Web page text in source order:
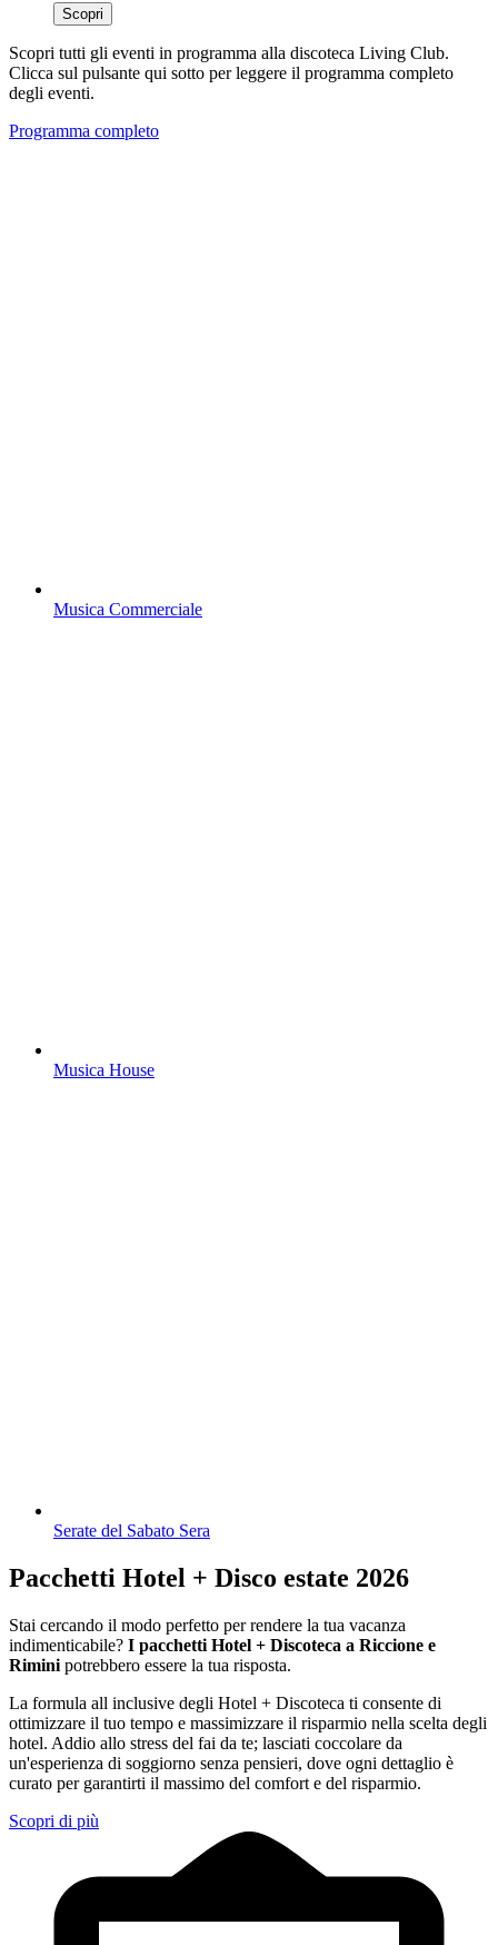
Scopri
Scopri tutti gli eventi in programma alla discoteca Living Club.
Clicca sul pulsante qui sotto per leggere il programma completo
degli eventi.
Programma completo
Musica Commerciale
Musica House
Serate del Sabato Sera
Pacchetti Hotel + Disco estate 2026
Stai cercando il modo perfetto per rendere la tua vacanza
indimenticabile? I pacchetti Hotel + Discoteca a Riccione e
Rimini potrebbero essere la tua risposta.
La formula all inclusive degli Hotel + Discoteca ti consente di
ottimizzare il tuo tempo e massimizzare il risparmio nella scelta degli
hotel. Addio allo stress del fai da te; lasciati coccolare da
un'esperienza di soggiorno senza pensieri, dove ogni dettaglio è
curato per garantirti il massimo del comfort e del risparmio.
Scopri di più